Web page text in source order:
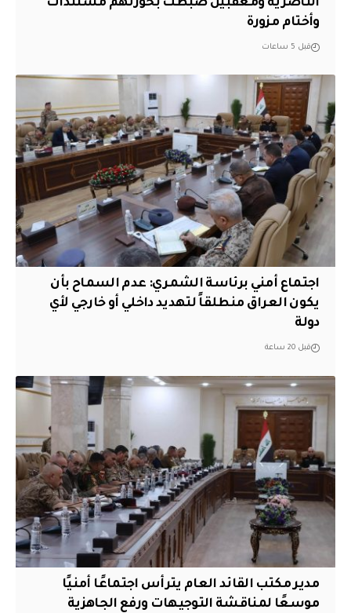
الناصرية ومعقبين ضبطت بحوزتهم مستندات
وأختام مزورة
قبل 5 ساعات
اجتماع أمني برئاسة الشمري: عدم السماح بأن
يكون العراق منطلقاً لتهديد داخلي أو خارجي لأي
دولة
قبل 20 ساعة
مدير مكتب القائد العام يترأس اجتماعًا أمنيًا
موسعًا لمناقشة التوجيهات ورفع الجاهزية